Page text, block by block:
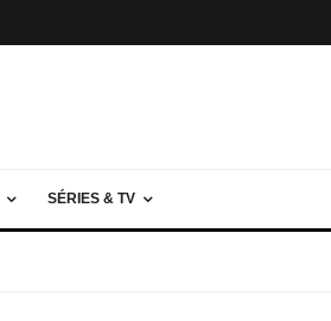
SÉRIES & TV